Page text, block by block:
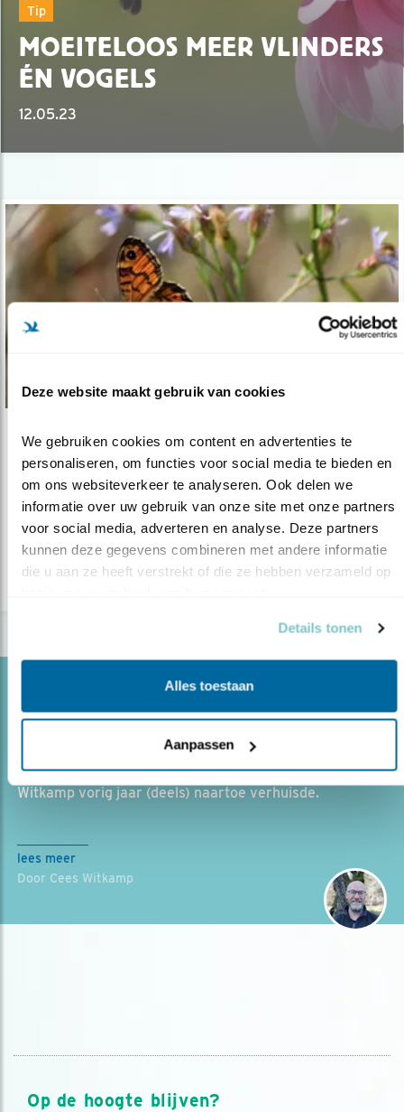
Deze website maakt gebruik van cookies
We gebruiken cookies om content en advertenties te
personaliseren, om functies voor social media te bieden en
om ons websiteverkeer te analyseren. Ook delen we
informatie over uw gebruik van onze site met onze partners
voor social media, adverteren en analyse. Deze partners
kunnen deze gegevens combineren met andere informatie
die u aan ze heeft verstrekt of die ze hebben verzameld op
Details tonen
Alles toestaan
Aanpassen
Tip
MOEITELOOS MEER VLINDERS
ÉN VOGELS
12.05.23
Nieuws
Zeldzame argusvlinder in Amstelland
13.08.20Er zijn tientallen exemplaren gezien in de
Bovenkerkerpolder.
DE KOOLMEES EN IK
Opmerkelijk contact tussen Cees en de
koolmezen. Een blog vanuit Estland, waar Cees
Witkamp vorig jaar (deels) naartoe verhuisde.
lees meer
Door Cees Witkamp
Op de hoogte blijven?